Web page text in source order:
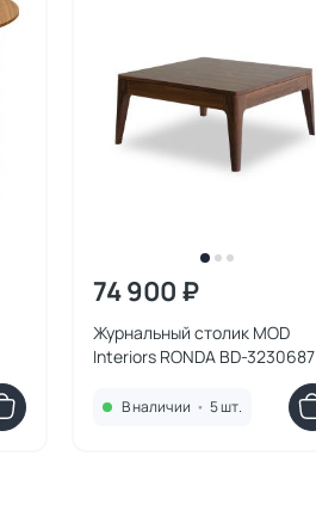
74 900 ₽
Журнальный столик MOD
Interiors RONDA BD-3230687
В наличии • 5 шт.